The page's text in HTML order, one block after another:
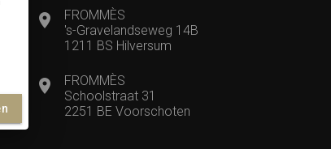
FROMMÈS
's-Gravelandseweg 14B
1211 BS Hilversum
FROMMÈS
Schoolstraat 31
2251 BE Voorschoten